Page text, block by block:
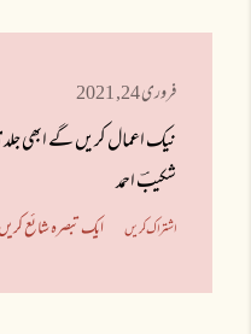
فروری 24, 2021
نیک اعمال کریں گے ابھی
شکیبؔ احمد
اشتراک کریں ایک تبصرہ شائع